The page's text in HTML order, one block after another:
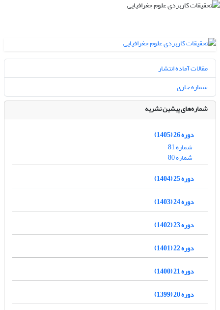
مقالات آماده انتشار
شماره جاری
شماره‌های پیشین نشریه
دوره 26 (1405)
شماره 81
شماره 80
دوره 25 (1404)
دوره 24 (1403)
دوره 23 (1402)
دوره 22 (1401)
دوره 21 (1400)
دوره 20 (1399)